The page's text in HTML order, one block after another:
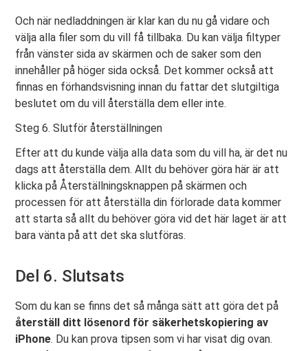
Och när nedladdningen är klar kan du nu gå vidare och
välja alla filer som du vill få tillbaka. Du kan välja filtyper
från vänster sida av skärmen och de saker som den
innehåller på höger sida också. Det kommer också att
finnas en förhandsvisning innan du fattar det slutgiltiga
beslutet om du vill återställa dem eller inte.
Steg 6. Slutför återställningen
Efter att du kunde välja alla data som du vill ha, är det nu
dags att återställa dem. Allt du behöver göra här är att
klicka på Återställningsknappen på skärmen och
processen för att återställa din förlorade data kommer
att starta så allt du behöver göra vid det här laget är att
bara vänta på att det ska slutföras.
Del 6. Slutsats
Som du kan se finns det så många sätt att göra det på
återställ ditt lösenord för säkerhetskopiering av
iPhone. Du kan prova tipsen som vi har visat dig ovan.